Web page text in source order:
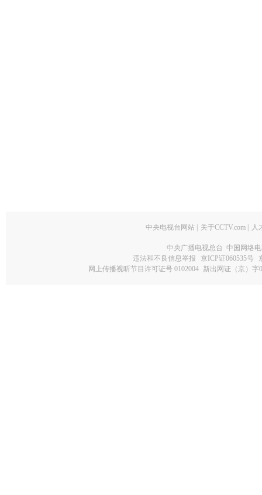
中央电视台网站 关于CCTV.com 人
中央广播电视总台 中国网络
违法和不良信息举报
京ICP证060535号
网上传播视听节目许可证号 0102004 新出网证（京）